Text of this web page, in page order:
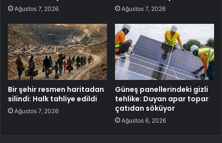
Ağustos 7, 2026 Ağustos 7, 2026
Bir şehir resmen haritadan
silindi: Halk tahliye edildi
Ağustos 7, 2026
Güneş panellerindeki gizli
tehlike: Duyan apar topar
çatıdan söküyor
Ağustos 6, 2026